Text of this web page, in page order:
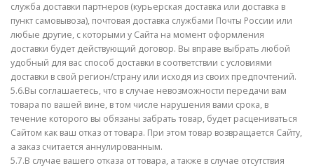
служба доставки партнеров (курьерская доставка или доставка в
пункт самовывоза), почтовая доставка службами Почты России или
любые другие, с которыми у Сайта на момент оформления
доставки будет действующий договор. Вы вправе выбрать любой
удобный для вас способ доставки в соответствии с условиями
доставки в свой регион/страну или исходя из своих предпочтений.
5.6.Вы соглашаетесь, что в случае невозможности передачи вам
товара по вашей вине, в том числе нарушения вами срока, в
течение которого вы обязаны забрать товар, будет расцениваться
Сайтом как ваш отказ от товара. При этом товар возвращается Сайту,
а заказ считается аннулированным.
5.7.В случае вашего отказа от товара, а также в случае отсутствия